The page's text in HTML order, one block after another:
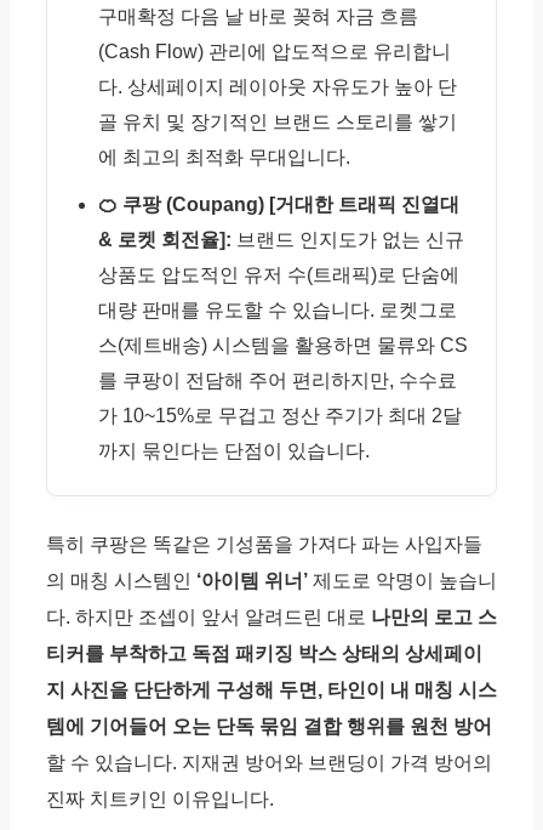
구매확정 다음 날 바로 꽂혀 자금 흐름
(Cash Flow) 관리에 압도적으로 유리합니
다. 상세페이지 레이아웃 자유도가 높아 단
골 유치 및 장기적인 브랜드 스토리를 쌓기
에 최고의 최적화 무대입니다.
🍊 쿠팡 (Coupang) [거대한 트래픽 진열대
& 로켓 회전율]: 브랜드 인지도가 없는 신규
상품도 압도적인 유저 수(트래픽)로 단숨에
대량 판매를 유도할 수 있습니다. 로켓그로
스(제트배송) 시스템을 활용하면 물류와 CS
를 쿠팡이 전담해 주어 편리하지만, 수수료
가 10~15%로 무겁고 정산 주기가 최대 2달
까지 묶인다는 단점이 있습니다.
특히 쿠팡은 똑같은 기성품을 가져다 파는 사입자들
의 매칭 시스템인 ‘아이템 위너’ 제도로 악명이 높습니
다. 하지만 조셉이 앞서 알려드린 대로 나만의 로고 스
티커를 부착하고 독점 패키징 박스 상태의 상세페이
지 사진을 단단하게 구성해 두면, 타인이 내 매칭 시스
템에 기어들어 오는 단독 묶임 결합 행위를 원천 방어
할 수 있습니다. 지재권 방어와 브랜딩이 가격 방어의
진짜 치트키인 이유입니다.